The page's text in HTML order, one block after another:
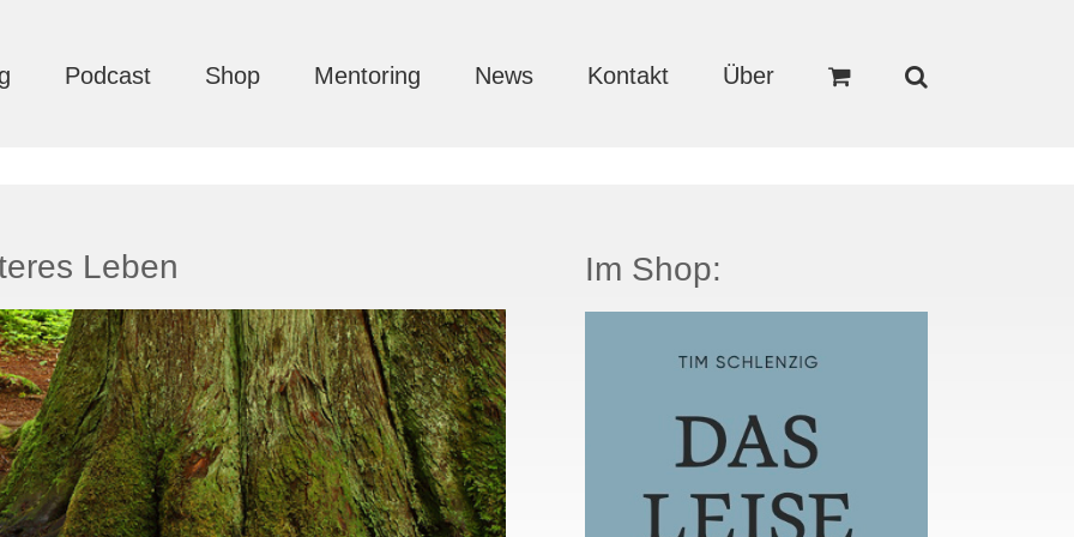
Podcast Shop Mentoring News Kontakt Über
Leben Im Shop: